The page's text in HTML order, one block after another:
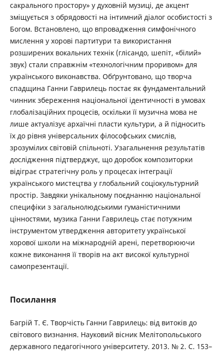
сакрального простору» у духовній музиці, де акцент
зміщується з обрядовості на інтимний діалог особистості з
Богом. Встановлено, що впровадження симфонічного
мислення у хорові партитури та використання
розширених вокальних технік (глісандо, шепіт, «білий»
звук) стали справжнім «технологічним проривом» для
українського виконавства. Обґрунтовано, що творча
спадщина Ганни Гаврилець постає як фундаментальний
чинник збереження національної ідентичності в умовах
глобалізаційних процесів, оскільки її музична мова не
лише актуалізує архаїчні пласти культури, а й підносить
їх до рівня універсальних філософських смислів,
зрозумілих світовій спільноті. Узагальнення результатів
дослідження підтверджує, що доробок композиторки
відіграє стратегічну роль у процесах інтеграції
українського мистецтва у глобальний соціокультурний
простір. Завдяки унікальному поєднанню національної
специфіки з загальнолюдськими гуманістичними
цінностями, музика Ганни Гаврилець стає потужним
інструментом утвердження авторитету української
хорової школи на міжнародній арені, перетворюючи
кожне виконання її творів на акт високої культурної
самопрезентації.
Посилання
Багрій Т. Є. Творчість Ганни Гаврилець: від витоків до
світового визнання. Науковий вісник Мелітопольського
державного педагогічного університету. 2013. № 2. С. 153–